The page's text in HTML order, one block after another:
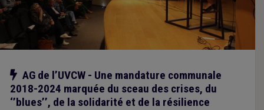
Notre action
AG de l’UVCW - Une mandature communale
2018-2024 marquée du sceau des crises, du
‘’blues’’, de la solidarité et de la résilience